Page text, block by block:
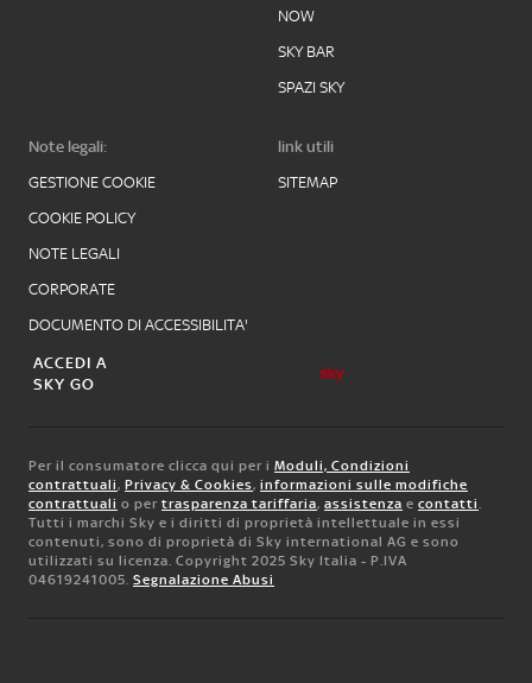
NOW
SKY BAR
SPAZI SKY
Note legali:
GESTIONE COOKIE
COOKIE POLICY
NOTE LEGALI
CORPORATE
DOCUMENTO DI ACCESSIBILITA'
link utili
SITEMAP
ACCEDI A
SKY GO
Per il consumatore clicca qui per i Moduli, Condizioni
contrattuali, Privacy & Cookies, informazioni sulle modifiche
contrattuali o per trasparenza tariffaria, assistenza e contatti.
Tutti i marchi Sky e i diritti di proprietà intellettuale in essi
contenuti, sono di proprietà di Sky international AG e sono
utilizzati su licenza. Copyright 2025 Sky Italia - P.IVA
04619241005. Segnalazione Abusi